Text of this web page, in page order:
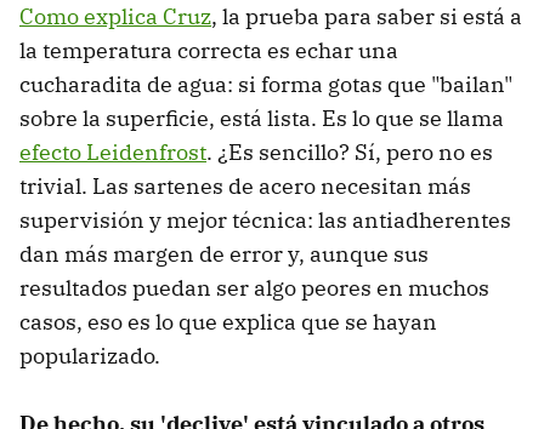
Como explica Cruz, la prueba para saber si está a
la temperatura correcta es echar una
cucharadita de agua: si forma gotas que "bailan"
sobre la superficie, está lista. Es lo que se llama
efecto Leidenfrost. ¿Es sencillo? Sí, pero no es
trivial. Las sartenes de acero necesitan más
supervisión y mejor técnica: las antiadherentes
dan más margen de error y, aunque sus
resultados puedan ser algo peores en muchos
casos, eso es lo que explica que se hayan
popularizado.